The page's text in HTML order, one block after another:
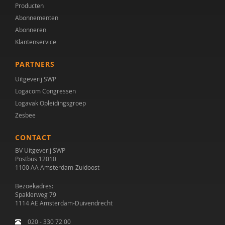
Prof. Dr. Susan M. Bögels
Mw. drs. S. Nonhebel
Annette E. Bonebakker
Mohsen Edrisi
Dr. Esther I. de Bruin
Drs. Francisca J.A. van Steensel
Anne G. Lever
Producten
Abonnementen
Abonneren
Klantenservice
PARTNERS
Uitgeverij SWP
Logacom Congressen
Logavak Opleidingsgroep
Zesbee
CONTACT
BV Uitgeverij SWP
Postbus 12010
1100 AA Amsterdam-Zuidoost
Bezoekadres:
Spaklerweg 79
1114 AE Amsterdam-Duivendrecht
020 - 330 72 00